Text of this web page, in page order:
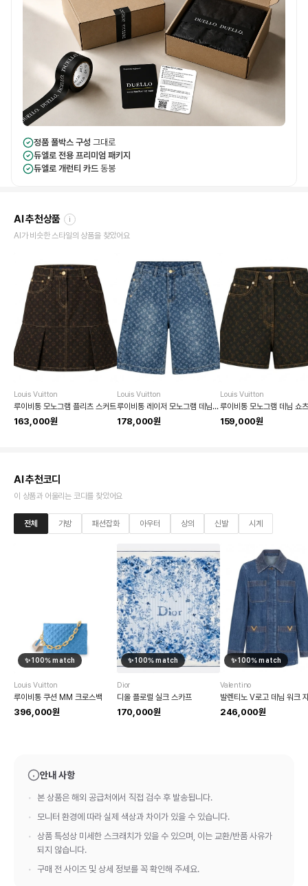
정품 풀박스 구성 그대로
듀엘로 전용 프리미엄 패키지
듀엘로 개런티 카드 동봉
AI 추천상품 i
AI가 비슷한 스타일의 상품을 찾았어요
Louis Vuitton
루이비통 모노그램 플리츠 스커트
163,000원
Louis Vuitton
루이비통 레이저 모노그램 데님 쇼츠
178,000원
Louis Vuitton
루이비통 모노그램 데님 쇼츠
159,000원
AI 추천코디
이 상품과 어울리는 코디를 찾았어요
전체 가방 패션잡화 아우터 상의 신발 시계
✨100% match
Louis Vuitton
루이비통 쿠션 MM 크로스백
396,000원
✨100% match
Dior
디올 플로럴 실크 스카프
170,000원
✨100% match
Valentino
발렌티노 V로고 데님 워크
246,000원
안내 사항
본 상품은 해외 공급처에서 직접 검수 후 발송됩니다.
모니터 환경에 따라 실제 색상과 차이가 있을 수 있습니다.
상품 특성상 미세한 스크래치가 있을 수 있으며, 이는 교환/반품 사유가
되지 않습니다.
구매 전 사이즈 및 상세 정보를 꼭 확인해 주세요.